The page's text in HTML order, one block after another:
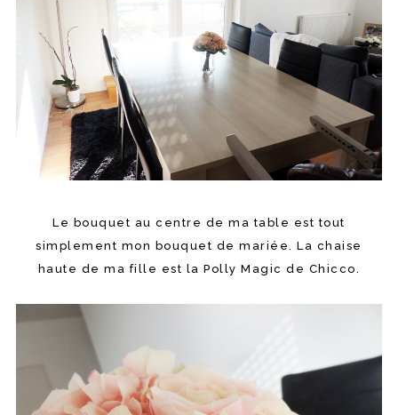
Le bouquet au centre de ma table est tout
simplement mon bouquet de mariée. La chaise
haute de ma fille est la Polly Magic de Chicco.